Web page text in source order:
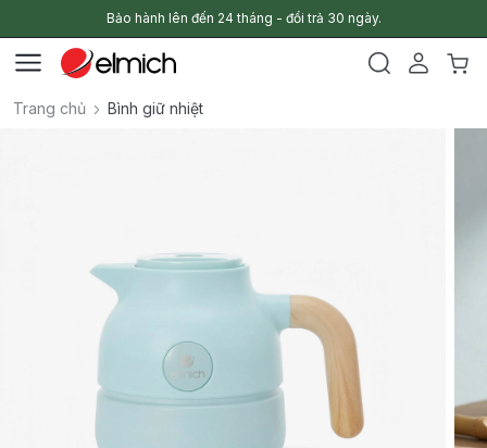
Bảo hành lên đến 24 tháng - đổi trả 30 ngày.
Trang chủ Bình giữ nhiệt